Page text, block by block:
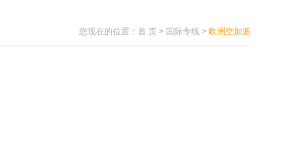
您现在的位置： 首 页 > 国际专线 > 欧洲空加派